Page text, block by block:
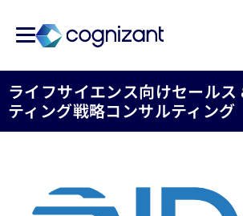
ライフサイエンス向けセールス
ティング戦略コンサルティング